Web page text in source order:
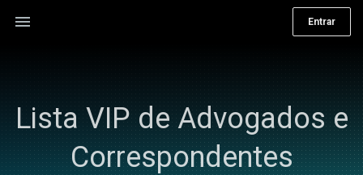
menu Entrar
Lista VIP de Advogados e
Correspondentes